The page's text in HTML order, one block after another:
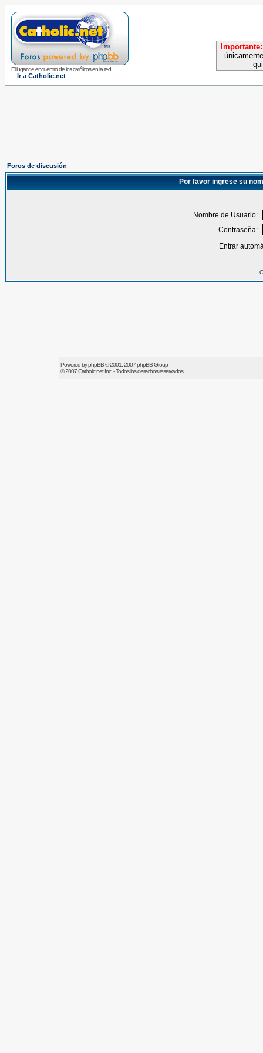
El lugar de encuentro de los católicos en la red
Ir a Catholic.net
Importante:
Foros de discusión
Por favor ingrese su
Nombre de Usuario:
Contraseña:
Entrar
Powered byphpBB© 2001, 2007 phpBB Group
© 2007Catholic.netInc. - Todos los derechos reservados